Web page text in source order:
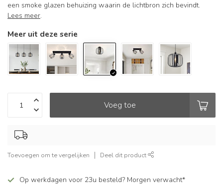
een smoke glazen behuizing waarin de lichtbron zich bevindt.
Lees meer.
Meer uit deze serie
Voeg toe
Toevoegen om te vergelijken Deel dit product
Op werkdagen voor 23u besteld? Morgen verwacht*